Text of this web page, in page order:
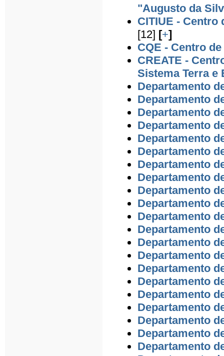
"Augusto da
CITIUE - Centro
[12] [+]
CQE - Centro
CREATE -
Sistema Terra e
Departamento
Departamento
Departamento
Departamento
Departamento
Departamento
Departamento
Departamento
Departamento
Departamento
Departamento
Departamento
Departamento
Departamento
Departamento
Departamento
Departamento
Departamento
Departamento
Departamento
Departamento